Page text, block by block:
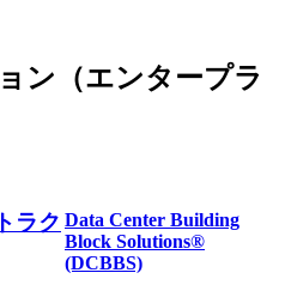
ン（エンタープラ
ラク Data Center Building
Block Solutions®
(DCBBS)